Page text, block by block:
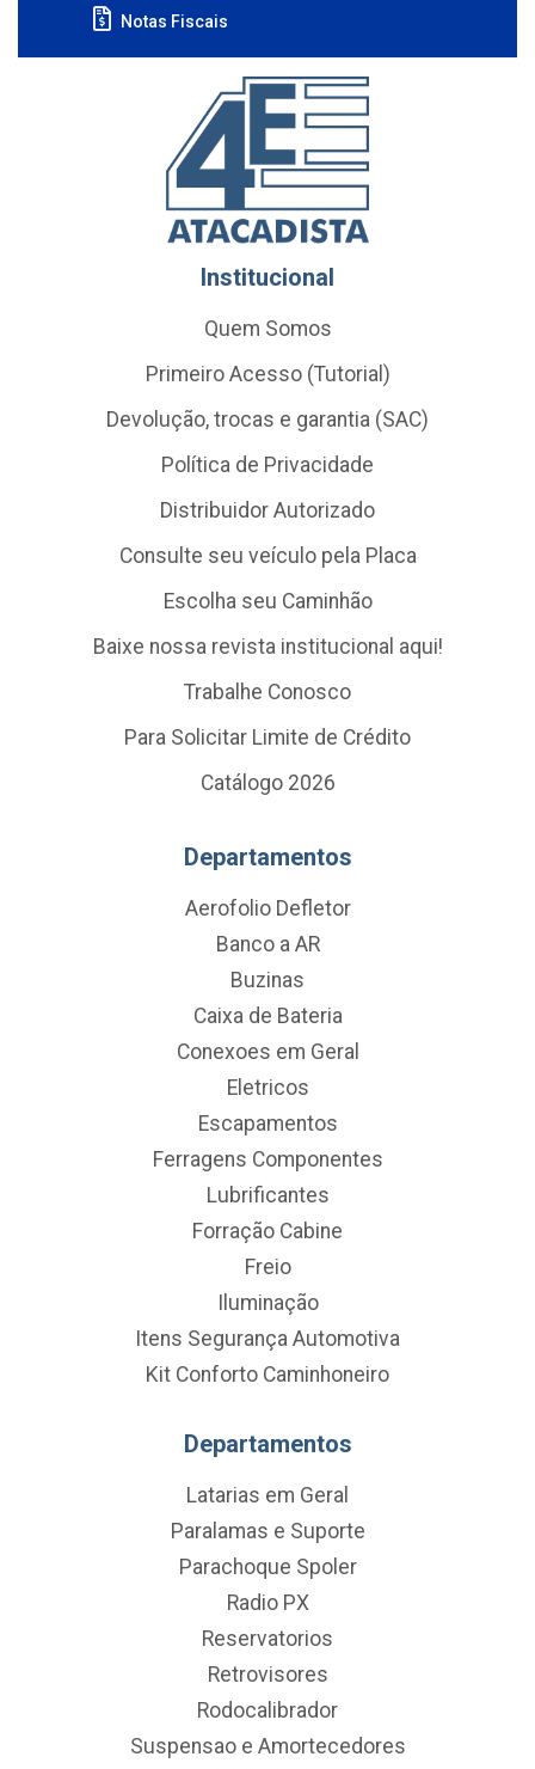
Notas Fiscais
Institucional
Quem Somos
Primeiro Acesso (Tutorial)
Devolução, trocas e garantia (SAC)
Política de Privacidade
Distribuidor Autorizado
Consulte seu veículo pela Placa
Escolha seu Caminhão
Baixe nossa revista institucional aqui!
Trabalhe Conosco
Para Solicitar Limite de Crédito
Catálogo 2026
Departamentos
Aerofolio Defletor
Banco a AR
Buzinas
Caixa de Bateria
Conexoes em Geral
Eletricos
Escapamentos
Ferragens Componentes
Lubrificantes
Forração Cabine
Freio
Iluminação
Itens Segurança Automotiva
Kit Conforto Caminhoneiro
Departamentos
Latarias em Geral
Paralamas e Suporte
Parachoque Spoler
Radio PX
Reservatorios
Retrovisores
Rodocalibrador
Suspensao e Amortecedores